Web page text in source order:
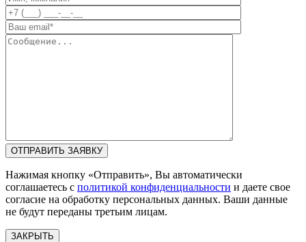
Нажимая кнопку «Отправить», Вы автоматически
соглашаетесь с политикой конфиденциальности и даете свое
согласие на обработку персональных данных. Ваши данные
не будут переданы третьим лицам.
ЗАКРЫТЬ